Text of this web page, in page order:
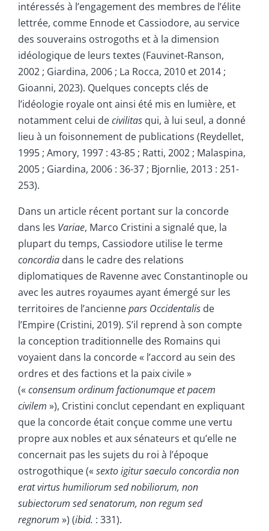
intéressés à l’engagement des membres de l’élite
lettrée, comme Ennode et Cassiodore, au service
des souverains ostrogoths et à la dimension
idéologique de leurs textes (Fauvinet-Ranson,
2002 ; Giardina, 2006 ; La Rocca, 2010 et 2014 ;
Gioanni, 2023). Quelques concepts clés de
l’idéologie royale ont ainsi été mis en lumière, et
notamment celui decivilitas qui, à lui seul, a donné
lieu à un foisonnement de publications (Reydellet,
1995 ; Amory, 1997 : 43-85 ; Ratti, 2002 ; Malaspina,
2005 ; Giardina, 2006 : 36-37 ; Bjornlie, 2013 : 251-
253).
Dans un article récent portant sur la concorde
dans les Variae, Marco Cristini a signalé que, la
plupart du temps, Cassiodore utilise le terme
concordia dans le cadre des relations
diplomatiques de Ravenne avec Constantinople ou
avec les autres royaumes ayant émergé sur les
territoires de l’anciennepars Occidentalis de
l’Empire (Cristini, 2019). S’il reprend à son compte
la conception traditionnelle des Romains qui
voyaient dans la concorde « l’accord au sein des
ordres et des factions et la paix civile »
(«consensum ordinum factionumque et pacem
civilem »), Cristini conclut cependant en expliquant
que la concorde était conçue comme une vertu
propre aux nobles et aux sénateurs et qu’elle ne
concernait pas les sujets du roi à l’époque
ostrogothique («sexto igitur saeculo concordia non
erat virtus humiliorum sed nobiliorum, non
subiectorum sed senatorum, non regum sed
regnorum ») (ibid. : 331).